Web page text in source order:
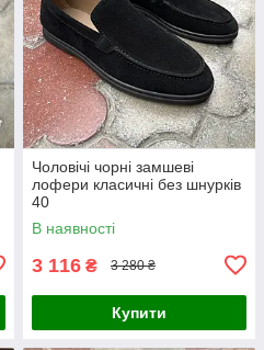
Чоловічі чорні замшеві
лофери класичні без шнурків
40
В наявності
3 116 ₴ 3 280 ₴
Купити